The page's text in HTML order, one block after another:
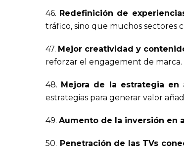
46. Redefinición de
tráfico, sino que muchos sectores
47. Mejor creatividad y
reforzar el engagement de marca.
48. Mejora de la estrategia en
estrategias para generar valor
49. Aumento de la inversión en
50. Penetración de las TVs